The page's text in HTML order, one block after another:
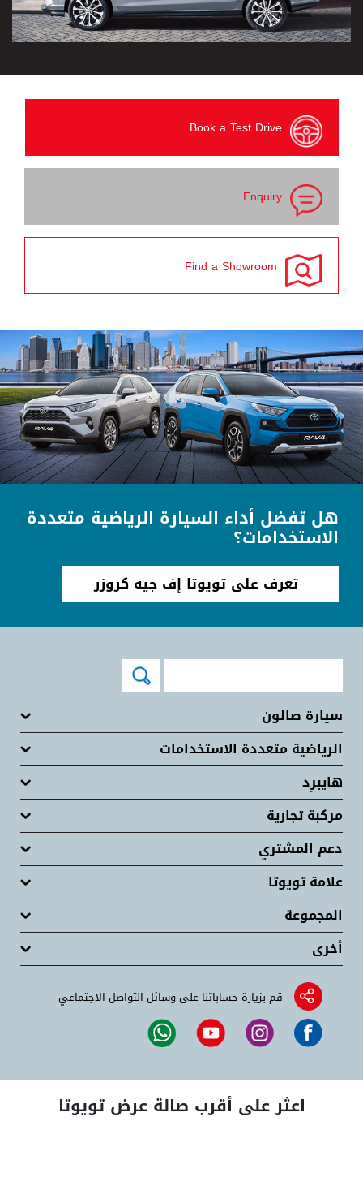
Book a Test Drive
Enquiry
Find a Showroom
هل تفضل أداء السيارة الرياضية متعددة
الاستخدامات؟
تعرف على تويوتا إف جيه كروزر
سيارة صالون
الرياضية متعددة الاستخدامات
هايبرِد
مركبة تجارية
دعم المشتري
علامة تويوتا
المجموعة
أخرى
قم بزيارة حساباتنا على وسائل التواصل الاجتماعي
اعثر على أقرب صالة عرض تويوتا